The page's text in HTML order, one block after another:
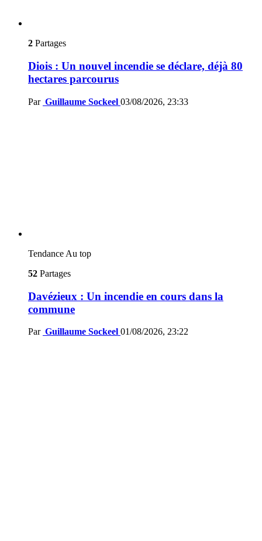
2 Partages
Diois : Un nouvel incendie se déclare, déjà 80
hectares parcourus
Par Guillaume Sockeel 03/08/2026, 23:33
Tendance Au top
52 Partages
Davézieux : Un incendie en cours dans la
commune
Par Guillaume Sockeel 01/08/2026, 23:22